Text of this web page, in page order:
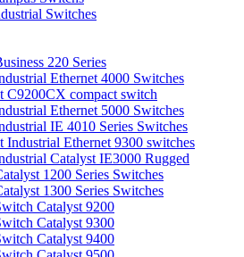
Switches
220 Series
Ethernet 4000 Switches
C9200CX compact switch
Ethernet 5000 Switches
IE 4010 Series Switches
Industrial Ethernet 9300 switches
Catalyst IE3000 Rugged
1200 Series Switches
1300 Series Switches
Catalyst 9200
Catalyst 9300
Catalyst 9400